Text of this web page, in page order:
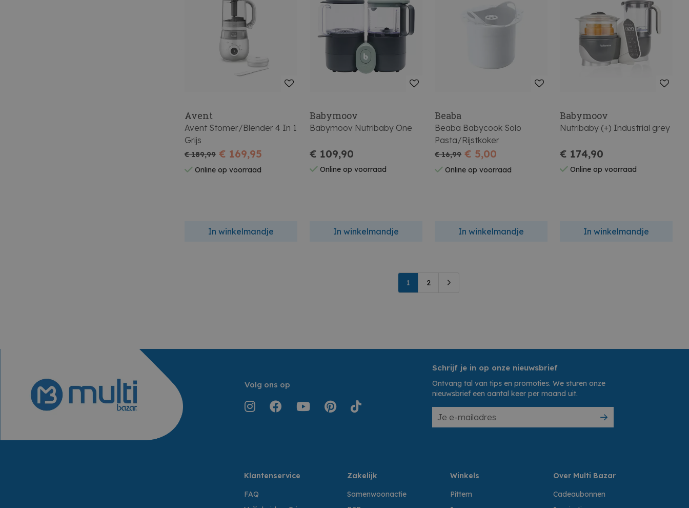
Avent
Avent Stomer/Blender 4 In 1
Grijs
€ 189,99 € 169,95
Online op voorraad
In winkelmandje
Babymoov
Babymoov Nutribaby One
€ 109,90
Online op voorraad
In winkelmandje
Beaba
Beaba Babycook Solo
Pasta/Rijstkoker
€ 16,99 € 5,00
Online op voorraad
In winkelmandje
Babymoov
Nutribaby (+) Industrial grey
€ 174,90
Online op voorraad
In winkelmandje
1 2
Volg ons op
Schrijf je in op onze nieuwsbrief
Ontvang tal van tips en promoties. We sturen onze
nieuwsbrief een aantal keer per maand uit.
Klantenservice
FAQ
Zakelijk
Samenwoonactie
Winkels
Pittem
Over Multi Bazar
Cadeaubonnen